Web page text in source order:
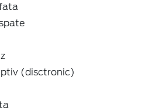
(disctronic)